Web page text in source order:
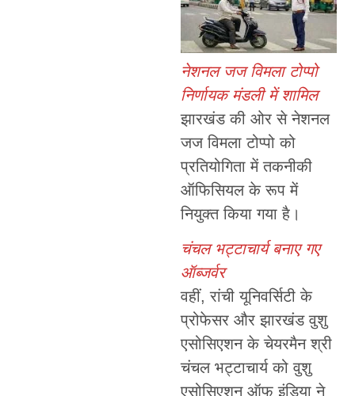
नेशनल जज विमला टोप्पो
निर्णायक मंडली में शामिल
झारखंड की ओर से नेशनल
जज विमला टोप्पो को
प्रतियोगिता में तकनीकी
ऑफिसियल के रूप में
नियुक्त किया गया है।
चंचल भट्टाचार्य बनाए गए
ऑब्जर्वर
वहीं, रांची यूनिवर्सिटी के
प्रोफेसर और झारखंड वुशु
एसोसिएशन के चेयरमैन श्री
चंचल भट्टाचार्य को वुशु
एसोसिएशन ऑफ इंडिया ने